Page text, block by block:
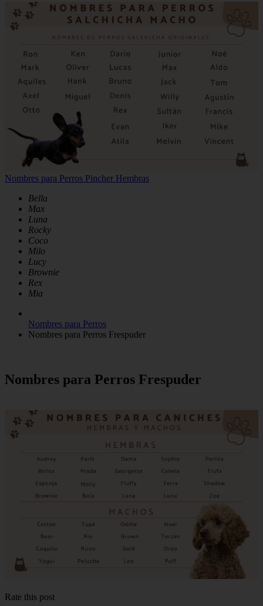
Nombres para Perros Pincher Hembras
Bella
Max
Luna
Rocky
Coco
Milo
Lucy
Brownie
Rex
Mia
Nombres para Perros
Nombres para Perros Frespuder
Nombres para Perros Frespuder
Rate this post